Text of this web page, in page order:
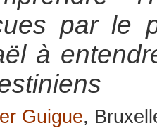
par le
à
Guigue,